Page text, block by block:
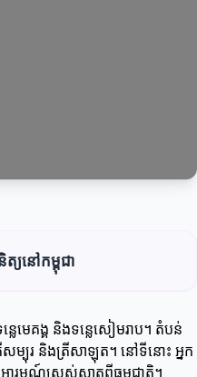
យនៅកម្ពុជា
េមេគង្គ និងទន្លេសៀមរាប។ តំបន់
រីសម្បុរ និងត្រីសាឡុត។ នៅទីនោះ អ្នក
រម្មណ៍ស្រស់ស្អាតពីធម្មជាតិ។